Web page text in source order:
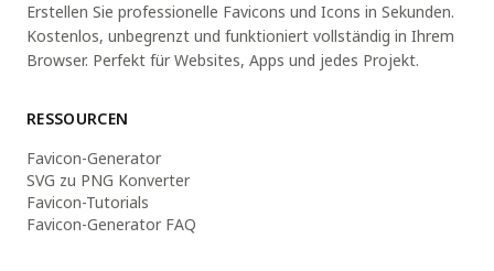
Erstellen Sie professionelle Favicons und Icons in Sekunden.
Kostenlos, unbegrenzt und funktioniert vollständig in Ihrem
Browser. Perfekt für Websites, Apps und jedes Projekt.
RESSOURCEN
Favicon-Generator
SVG zu PNG Konverter
Favicon-Tutorials
Favicon-Generator FAQ